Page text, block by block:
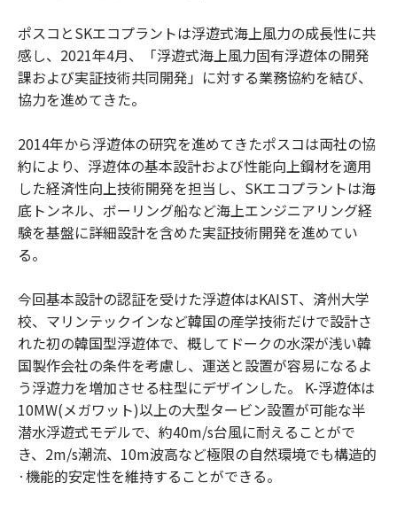
ポスコとSKエコプラントは浮遊式海上風力の成長性に共
感し、2021年4月、「浮遊式海上風力固有浮遊体の開発
課および実証技術共同開発」に対する業務協約を結び、
協力を進めてきた。
2014年から浮遊体の研究を進めてきたポスコは両社の協
約により、浮遊体の基本設計および性能向上鋼材を適用
した経済性向上技術開発を担当し、SKエコプラントは海
底トンネル、ボーリング船など海上エンジニアリング経
験を基盤に詳細設計を含めた実証技術開発を進めてい
る。
今回基本設計の認証を受けた浮遊体はKAIST、済州大学
校、マリンテックインなど韓国の産学技術だけで設計さ
れた初の韓国型浮遊体で、概してドークの水深が浅い韓
国製作会社の条件を考慮し、運送と設置が容易になるよ
う浮遊力を増加させる柱型にデザインした。 K-浮遊体は
10MW(メガワット)以上の大型タービン設置が可能な半
潜水浮遊式モデルで、約40m/s台風に耐えることがで
き、2m/s潮流、10m波高など極限の自然環境でも構造的
·機能的安定性を維持することができる。